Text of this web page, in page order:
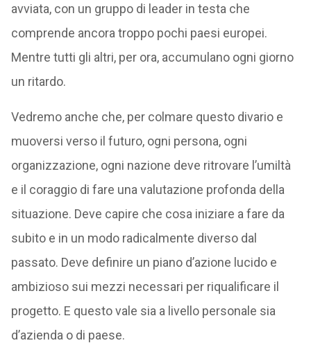
avviata, con un gruppo di leader in testa che
comprende ancora troppo pochi paesi europei.
Mentre tutti gli altri, per ora, accumulano ogni giorno
un ritardo.
Vedremo anche che, per colmare questo divario e
muoversi verso il futuro, ogni persona, ogni
organizzazione, ogni nazione deve ritrovare l’umiltà
e il coraggio di fare una valutazione profonda della
situazione. Deve capire che cosa iniziare a fare da
subito e in un modo radicalmente diverso dal
passato. Deve definire un piano d’azione lucido e
ambizioso sui mezzi necessari per riqualificare il
progetto. E questo vale sia a livello personale sia
d’azienda o di paese.